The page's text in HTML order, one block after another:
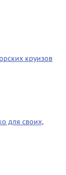
круизов
для своих,